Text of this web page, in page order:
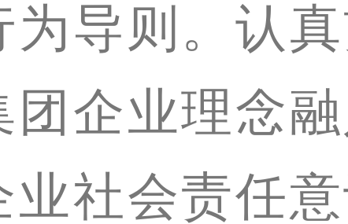
为导则。认
企业理念
社会责任